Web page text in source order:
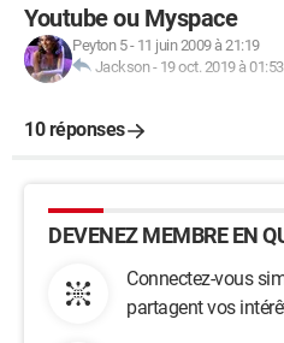
Youtube ou Myspace
Peyton 5- 11 juin 2009 à 21:19
Jackson- 19 oct. 2019 à 01:53
10 réponses
DEVENEZ MEMBRE EN
Connectez-vous
partagent vos